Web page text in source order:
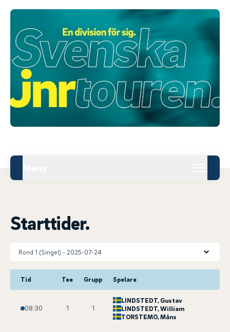
Starttider.
Tid Tee Grupp Spelare
08:30 1 1
LINDSTEDT, Gustav
LINDSTEDT, William
TORSTEMO, Måns